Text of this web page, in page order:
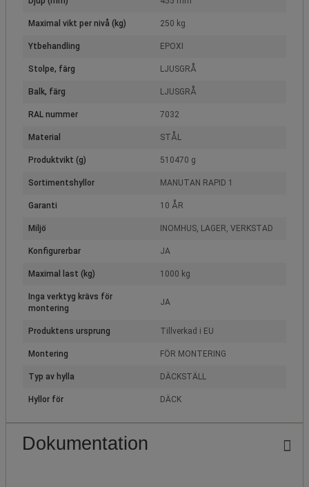
Maximal vikt per nivå (kg) 250 kg
Ytbehandling EPOXI
Stolpe, färg LJUSGRÅ
Balk, färg LJUSGRÅ
RAL nummer 7032
Material STÅL
Produktvikt (g) 510470 g
Sortimentshyllor MANUTAN RAPID 1
Garanti 10 ÅR
Miljö INOMHUS, LAGER, VERKSTAD
Konfigurerbar JA
Maximal last (kg) 1000 kg
Inga verktyg krävs för
montering
JA
Produktens ursprung Tillverkad i EU
Montering FÖR MONTERING
Typ av hylla DÄCKSTÄLL
Hyllor för DÄCK
Dokumentation